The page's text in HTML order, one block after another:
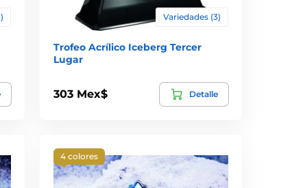
Variedades (3)
Trofeo Acrílico Iceberg Tercer
Lugar
303 Mex$ Detalle
4 colores